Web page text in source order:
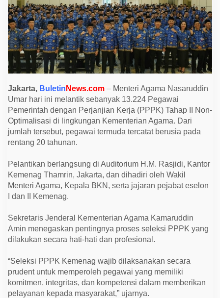
3
.
2
2
4
P
P
T
h
a
p
I
I
,
T
e
r
d
a
B
e
r
u
i
2
0
h
u
n
a
n
Jakarta, Buletin News.com – Menteri Agama Nasaruddin
Umar hari ini melantik sebanyak 13.224 Pegawai
Pemerintah dengan Perjanjian Kerja (PPPK) Tahap II Non-
Optimalisasi di lingkungan Kementerian Agama. Dari
jumlah tersebut, pegawai termuda tercatat berusia pada
rentang 20 tahunan.
Pelantikan berlangsung di Auditorium H.M. Rasjidi, Kantor
Kemenag Thamrin, Jakarta, dan dihadiri oleh Wakil
Menteri Agama, Kepala BKN, serta jajaran pejabat eselon
I dan II Kemenag.
Sekretaris Jenderal Kementerian Agama Kamaruddin
Amin menegaskan pentingnya proses seleksi PPPK yang
dilakukan secara hati-hati dan profesional.
“Seleksi PPPK Kemenag wajib dilaksanakan secara
prudent untuk memperoleh pegawai yang memiliki
komitmen, integritas, dan kompetensi dalam memberikan
pelayanan kepada masyarakat,” ujarnya.